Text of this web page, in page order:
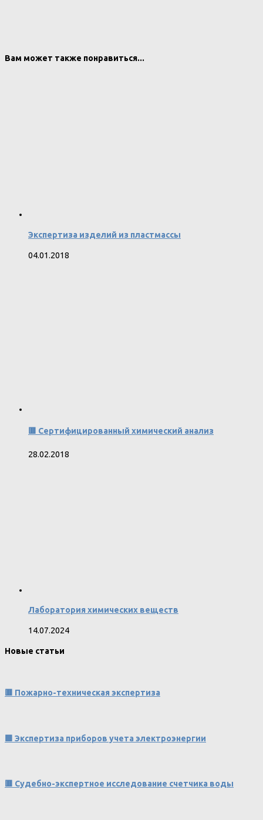
Вам может также понравиться...
Экспертиза изделий из пластмассы
04.01.2018
🟥 Сертифицированный химический анализ
28.02.2018
Лаборатория химических веществ
14.07.2024
Новые статьи
🟥 Пожарно-техническая экспертиза
🟩 Экспертиза приборов учета электроэнергии
🟥 Судебно-экспертное исследование счетчика воды